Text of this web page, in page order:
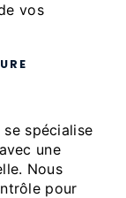
vos
se spécialise
une
Nous
pour